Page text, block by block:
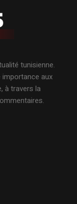
tunisienne.
importance aux
à travers la